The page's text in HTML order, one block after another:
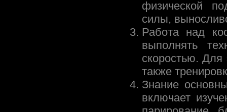
физической
силы,
Работа над
выполнять
скоростью. Для
также
Знание
включает